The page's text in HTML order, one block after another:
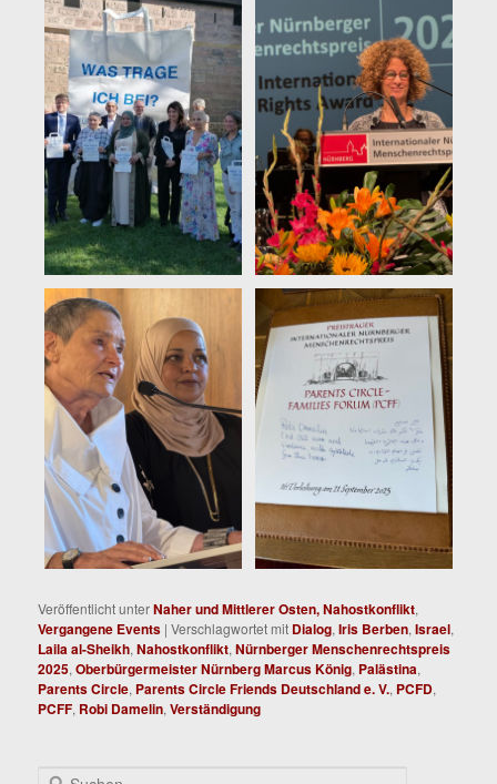
Veröffentlicht unterNaher und Mittlerer Osten, Nahostkonflikt,
Vergangene Events |Verschlagwortet mit Dialog,Iris Berben,Israel,
Laila al-Sheikh,Nahostkonflikt,Nürnberger Menschenrechtspreis
2025,Oberbürgermeister Nürnberg Marcus König, Palästina,
Parents Circle, Parents Circle Friends Deutschland e. V., PCFD,
PCFF, Robi Damelin,Verständigung